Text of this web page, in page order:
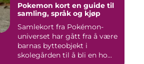
Pokemon kort en guide til
samling, språk og kjøp
Samlekort fra Pokémon-
universet har gått fra å være
barnas bytteobjekt i
skolegården til å bli en ho...